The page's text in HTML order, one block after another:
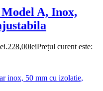
A, Inox,
228,00leiPrețul curent este: